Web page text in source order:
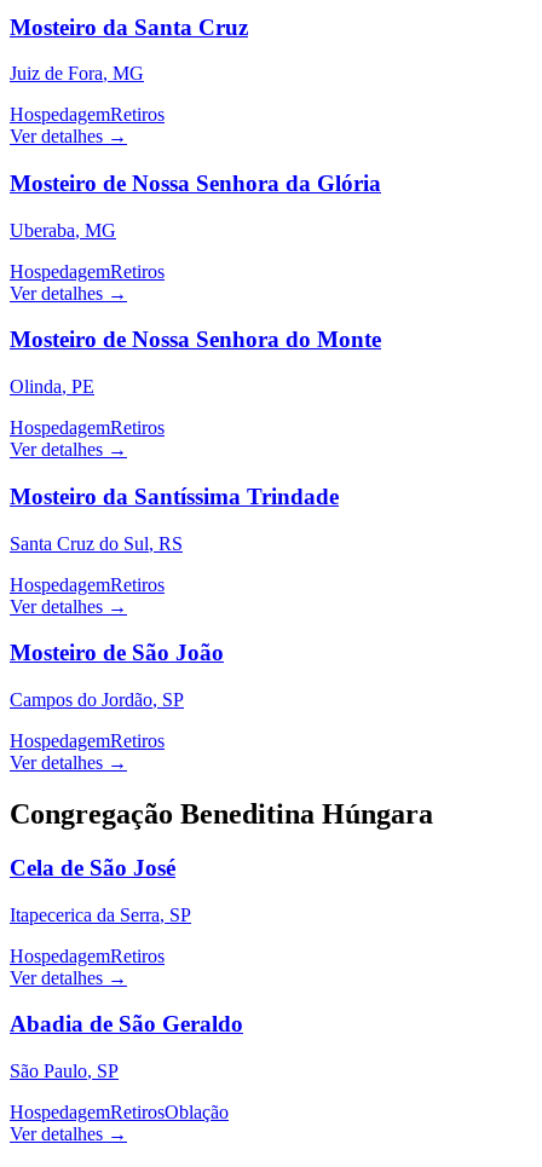
Mosteiro da Santa Cruz
Juiz de Fora, MG
HospedagemRetiros
Ver detalhes →
Mosteiro de Nossa Senhora da Glória
Uberaba, MG
HospedagemRetiros
Ver detalhes →
Mosteiro de Nossa Senhora do Monte
Olinda, PE
HospedagemRetiros
Ver detalhes →
Mosteiro da Santíssima Trindade
Santa Cruz do Sul, RS
HospedagemRetiros
Ver detalhes →
Mosteiro de São João
Campos do Jordão, SP
HospedagemRetiros
Ver detalhes →
Congregação Beneditina Húngara
Cela de São José
Itapecerica da Serra, SP
HospedagemRetiros
Ver detalhes →
Abadia de São Geraldo
São Paulo, SP
HospedagemRetirosOblação
Ver detalhes →